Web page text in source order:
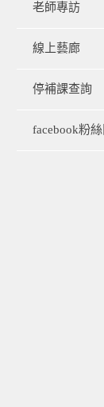
老師專訪
線上藝廊
停補課查詢
facebook粉絲